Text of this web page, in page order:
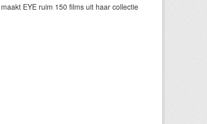
EYE ruim 150 films uit haar collectie